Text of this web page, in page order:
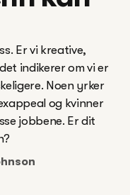
Er vi kreative,
indikerer om vi er
Noen yrker
og kvinner
jobbene. Er dit